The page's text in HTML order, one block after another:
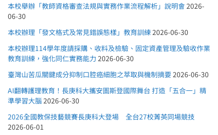
本校舉辦「教師資格審查法規與實務作業流程解析」說明會2026-
06-30
本校辦理「發文格式及常見錯誤態樣」教育訓練2026-06-30
本校辦理114學年度請採購、收料及檢驗、固定資產管理及驗收作業
教育訓練，強化同仁實務能力 2026-06-30
臺灣山苦瓜關鍵成分抑制口腔癌細胞之萃取與機制摘要2026-06-30
AI翻轉護理教育！長庚科大攜安圖斯登國際舞台 打造「五合一」精
準學習大腦 2026-06-30
2026全國教保技藝競賽長庚科大登場 全台27校菁英同場競技
2026-06-01